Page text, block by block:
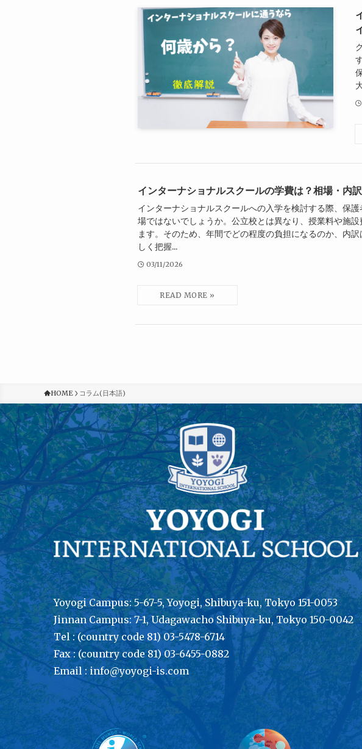
インターナショナルスクールの学費は？相場・内
インターナショナルスクールへの入学を検討する際、保
場ではないでしょうか。公立校とは異なり、授業料や施
ます。そのため、年間でどの程度の負担になるのか、内
しく把握...
03/11/2026
HOME コラム(日本語)
Yoyogi Campus: 5-67-5, Yoyogi, Shibuya-ku, Tokyo 151-0053
Jinnan Campus: 7-1, Udagawacho Shibuya-ku, Tokyo 150-0042
Tel : (country code 81) 03-5478-6714
Fax : (country code 81) 03-6455-0882
Email : info@yoyogi-is.com